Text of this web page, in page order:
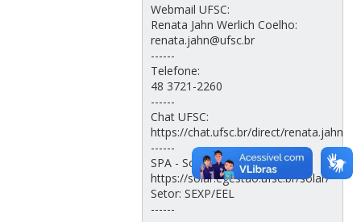
Webmail UFSC:
Renata Jahn Werlich Coelho:
renata.jahn@ufsc.br
------
Telefone:
48 3721-2260
------
Chat UFSC:
https://chat.ufsc.br/direct/renata.jahn
------
SPA - Solar:
https://solar.egestao.ufsc.br/solar/
Setor: SEXP/EEL
------